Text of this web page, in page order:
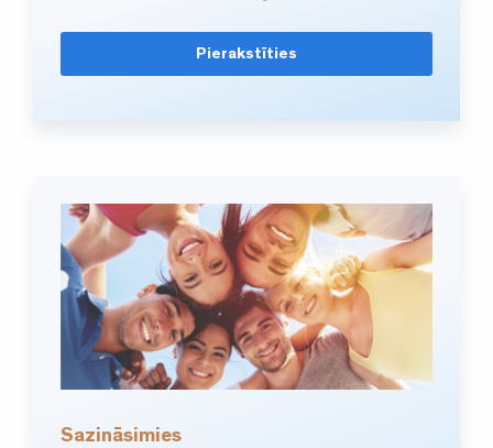
Pierakstīties
Sazināsimies